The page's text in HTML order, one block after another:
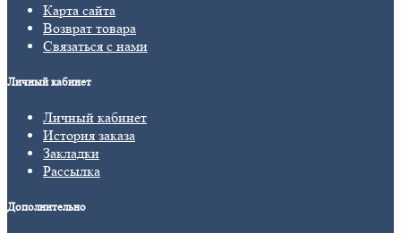
Карта сайта
Возврат товара
Связаться с нами
Личный кабинет
Личный кабинет
История заказа
Закладки
Рассылка
Дополнительно